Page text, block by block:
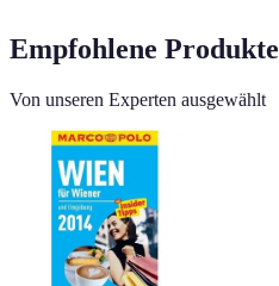
Empfohlene Produkte
Von unseren Experten ausgewählt